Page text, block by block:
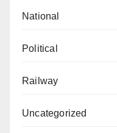
National
Political
Railway
Uncategorized